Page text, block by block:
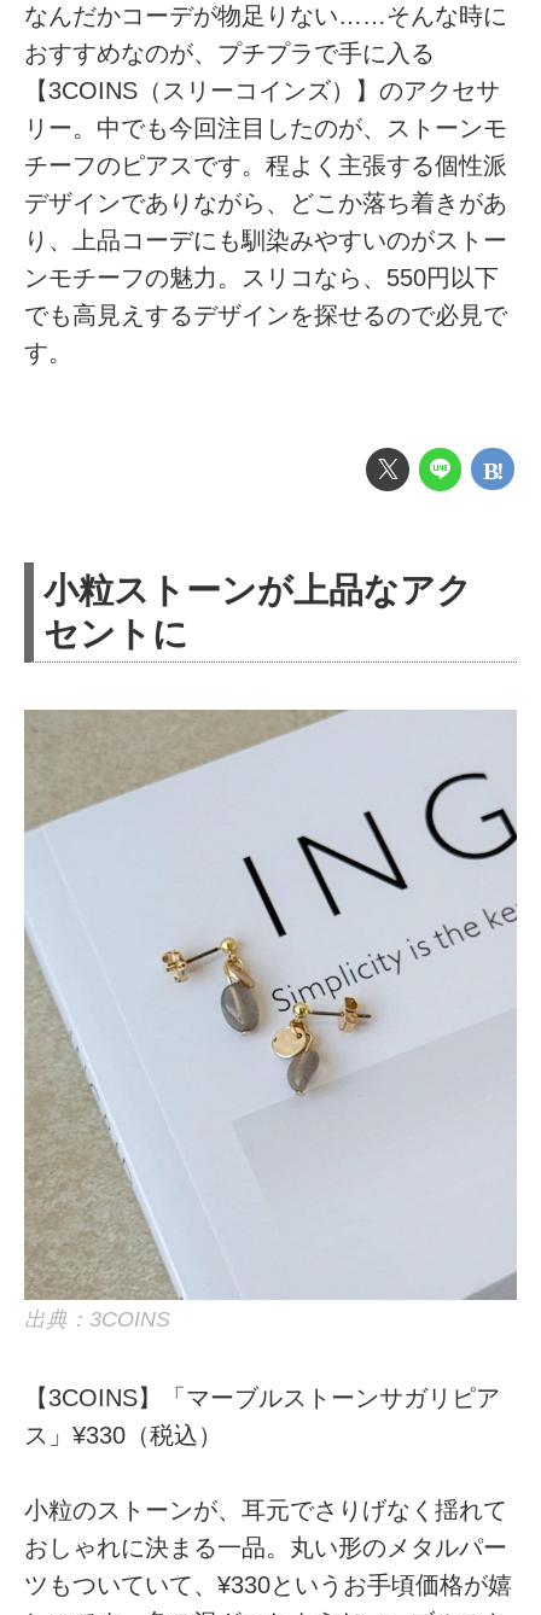
なんだかコーデが物足りない……そんな時に
おすすめなのが、プチプラで手に入る
【3COINS（スリーコインズ）】のアクセサ
リー。中でも今回注目したのが、ストーンモ
チーフのピアスです。程よく主張する個性派
デザインでありながら、どこか落ち着きがあ
り、上品コーデにも馴染みやすいのがストー
ンモチーフの魅力。スリコなら、550円以下
でも高見えするデザインを探せるので必見で
す。
小粒ストーンが上品なアク
セントに
出典：3COINS
【3COINS】「マーブルストーンサガリピア
ス」¥330（税込）
小粒のストーンが、耳元でさりげなく揺れて
おしゃれに決まる一品。丸い形のメタルパー
ツもついていて、¥330というお手頃価格が嬉